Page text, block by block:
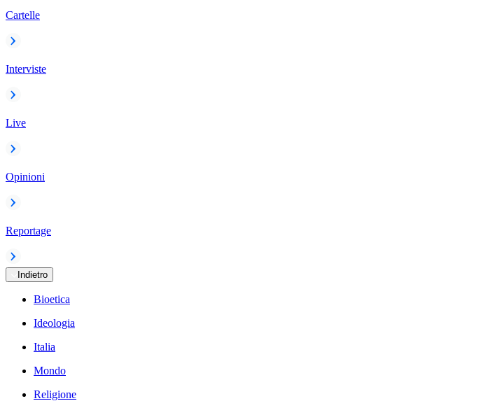
Cartelle
Interviste
Live
Opinioni
Reportage
Indietro
Bioetica
Ideologia
Italia
Mondo
Religione